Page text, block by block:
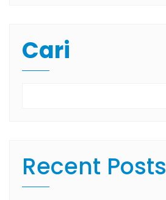
Cari
Recent Posts